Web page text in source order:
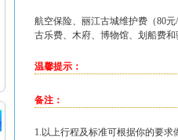
航空保险、丽江古城维护费（80
古乐费、木府、博物馆、划船费
温馨提示：
备注：
1.以上行程及标准可根据你的要